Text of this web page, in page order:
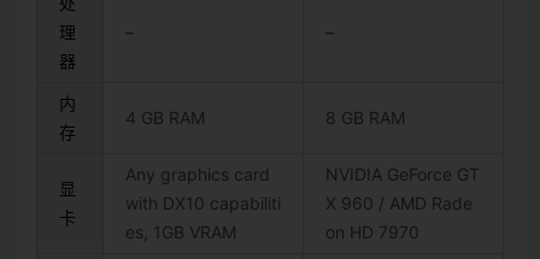
理
器
– –
内
存
4 GB RAM 8 GB RAM
显
卡
Any graphics card
with DX10 capabiliti
es, 1GB VRAM
NVIDIA GeForce GT
X 960 / AMD Rade
on HD 7970